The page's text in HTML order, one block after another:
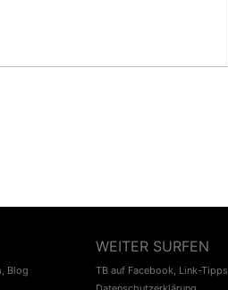
, Blog
WEITER SURFEN
TB auf Facebook, Link-Tipps